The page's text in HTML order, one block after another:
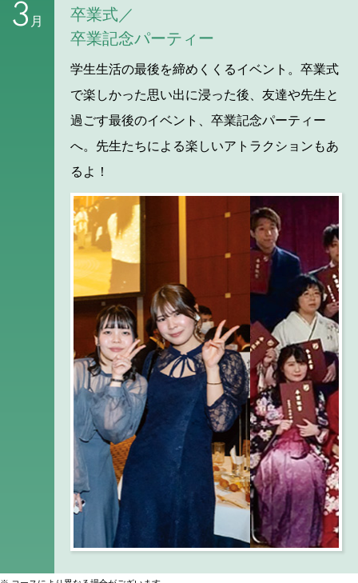
3 月
卒業式／
卒業記念パーティー
学生生活の最後を締めくくるイベント。卒業式
で楽しかった思い出に浸った後、友達や先生と
過ごす最後のイベント、卒業記念パーティー
へ。先生たちによる楽しいアトラクションもあ
るよ！